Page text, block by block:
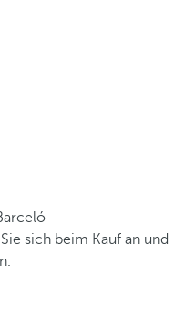
sich beim Kauf an und